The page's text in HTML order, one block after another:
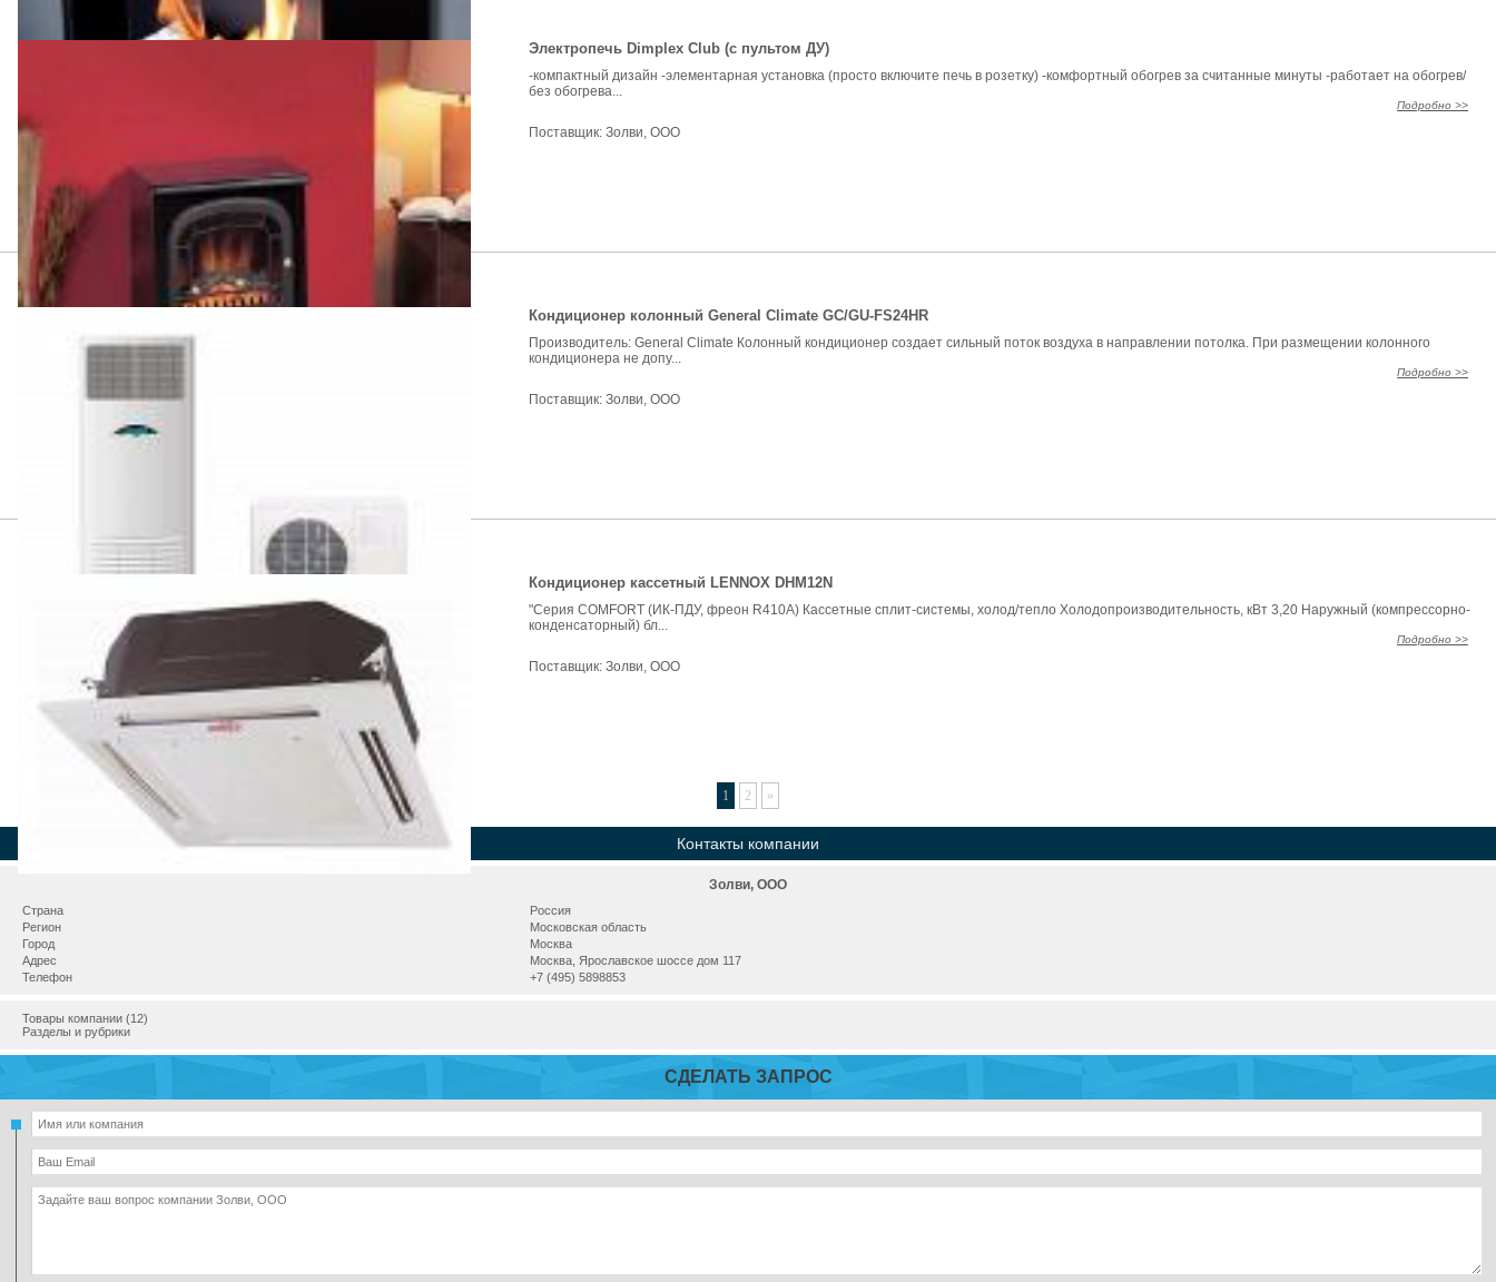
Электропечь Dimplex Club (c пультом ДУ)
-компактный дизайн -элементарная установка (просто включите печь в розетку) -комфортный обогрев за считанные минуты -работает на обогрев/
без обогрева...
Подробно >>
Поставщик: Золви, ООО
Кондиционер колонный General Climate GC/GU-FS24HR
Производитель: General Climate Колонный кондиционер создает сильный поток воздуха в направлении потолка. При размещении колонного
кондиционера не допу...
Подробно >>
Поставщик: Золви, ООО
Кондиционер кассетный LENNOX DHM12N
"Серия COMFORT (ИК-ПДУ, фреон R410A) Кассетные сплит-системы, холод/тепло Холодопроизводительность, кВт 3,20 Наружный (компрессорно-
конденсаторный) бл...
Подробно >>
Поставщик: Золви, ООО
1 2 »
Контакты компании
Золви, ООО
Страна
Россия
Регион
Московская область
Город
Москва
Адрес
Москва, Ярославское шоссе дом 117
Телефон
+7 (495) 5898853
Товары компании (12)
Разделы и рубрики
СДЕЛАТЬ ЗАПРОС